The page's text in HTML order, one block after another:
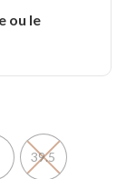
ou le
39.5